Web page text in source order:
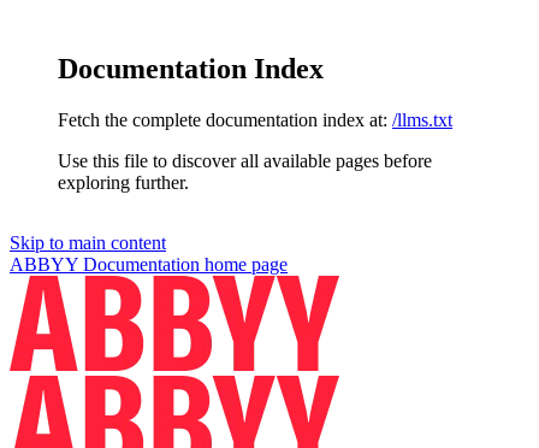
Documentation Index
Fetch the complete documentation index at: /llms.txt
Use this file to discover all available pages before
exploring further.
Skip to main content
ABBYY Documentation home page